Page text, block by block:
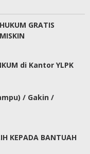
GRATIS
di Kantor YLPK
/ Gakin /
KEPADA BANTUAH